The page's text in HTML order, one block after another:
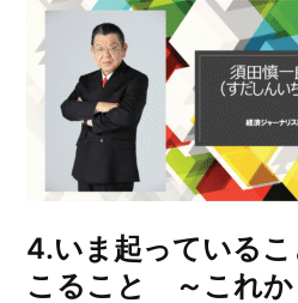
4.いま起っている
こること ～これか